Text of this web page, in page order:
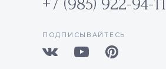
ПОДПИСЫВАЙТЕСЬ